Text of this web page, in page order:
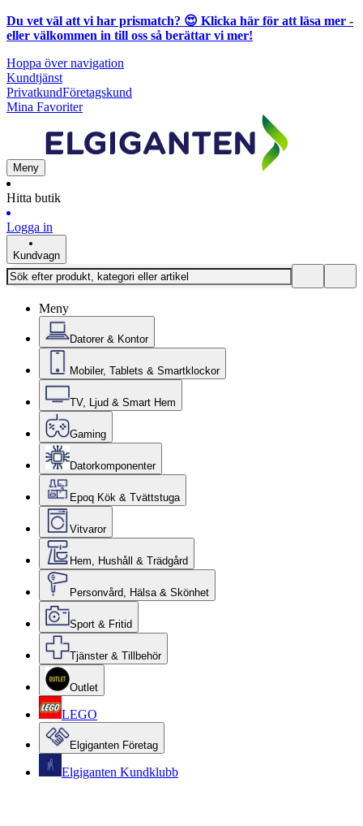
Du vet väl att vi har prismatch? 😍 Klicka här för att läsa mer -
eller välkommen in till oss så berättar vi mer!
Hoppa över navigation
Kundtjänst
PrivatkundFöretagskund
Mina Favoriter
Meny
Hitta butik
Logga in
Kundvagn
Meny
Datorer & Kontor
Mobiler, Tablets & Smartklockor
TV, Ljud & Smart Hem
Gaming
Datorkomponenter
Epoq Kök & Tvättstuga
Vitvaror
Hem, Hushåll & Trädgård
Personvård, Hälsa & Skönhet
Sport & Fritid
Tjänster & Tillbehör
Outlet
LEGO
Elgiganten Företag
Elgiganten Kundklubb